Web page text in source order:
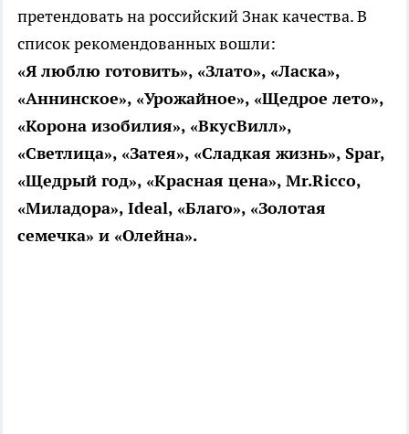
претендовать на российский Знак качества. В
список рекомендованных вошли:
«Я люблю готовить», «Злато», «Ласка»,
«Аннинское», «Урожайное», «Щедрое лето»,
«Корона изобилия», «ВкусВилл»,
«Светлица», «Затея», «Сладкая жизнь», Spar,
«Щедрый год», «Красная цена», Mr.Ricco,
«Миладора», Ideal, «Благо», «Золотая
семечка» и «Олейна».